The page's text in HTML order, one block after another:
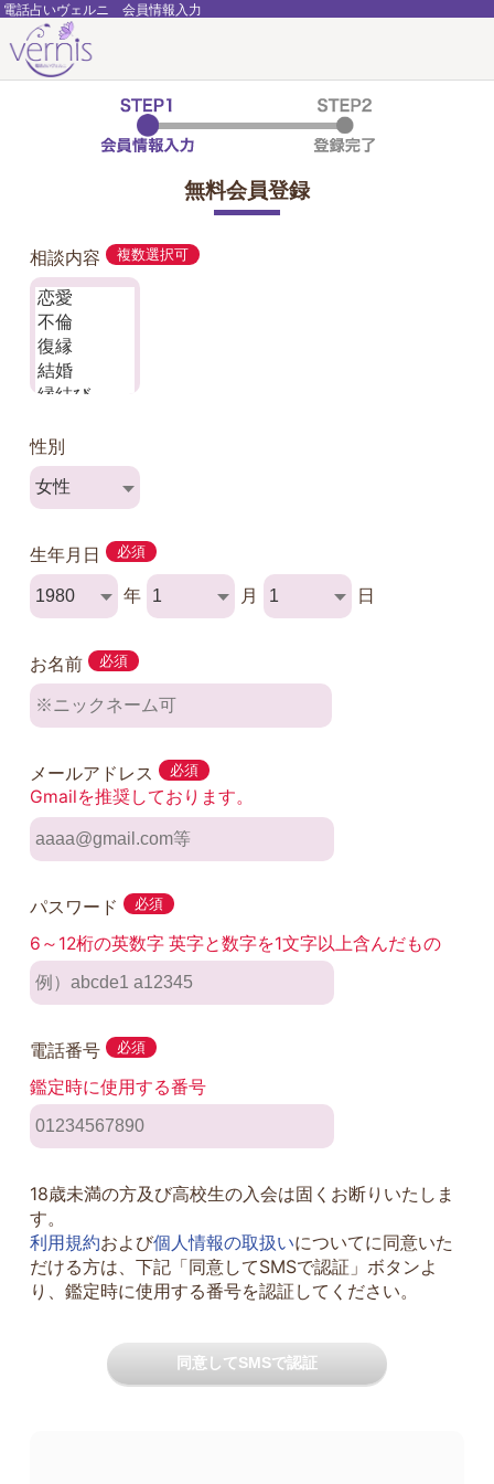
電話占いヴェルニ 会員情報入力
無料会員登録
相談内容 複数選択可
性別
生年月日 必須
年 月 日
お名前 必須
メールアドレス 必須
Gmailを推奨しております。
パスワード 必須
6～12桁の英数字 英字と数字を1文字以上含んだもの
電話番号 必須
鑑定時に使用する番号
18歳未満の方及び高校生の入会は固くお断りいたしま
す。
利用規約および個人情報の取扱いについてに同意いた
だける方は、下記「同意してSMSで認証」ボタンよ
り、鑑定時に使用する番号を認証してください。
同意してSMSで認証